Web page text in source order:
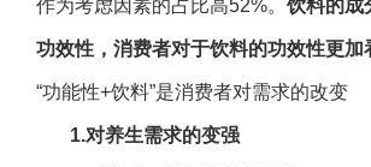
作为考虑因素的占比高52%。 饮料的成
功效性，消费者对于饮料的功效性更加
“功能性+饮料”是消费者对需求的改变
1.对养生需求的变强